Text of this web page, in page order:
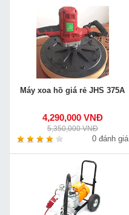
Máy xoa hồ giá rẻ JHS 375A
4,290,000 VNĐ
5,350,000 VNĐ
0 đánh giá